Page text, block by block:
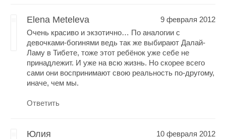
Elena Meteleva
9 февраля 2012
Очень красиво и экзотично… По аналогии с
девочками-богинями ведь так же выбирают Далай-
Ламу в Тибете, тоже этот ребёнок уже себе не
принадлежит. И уже на всю жизнь. Но скорее всего
сами они воспринимают свою реальность по-другому,
иначе, чем мы.
Ответить
Юлия
10 февраля 2012